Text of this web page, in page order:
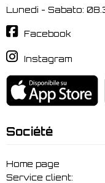
Lunedi - Sabato:
Facebook
Instagram
Société
Home page
Service client: